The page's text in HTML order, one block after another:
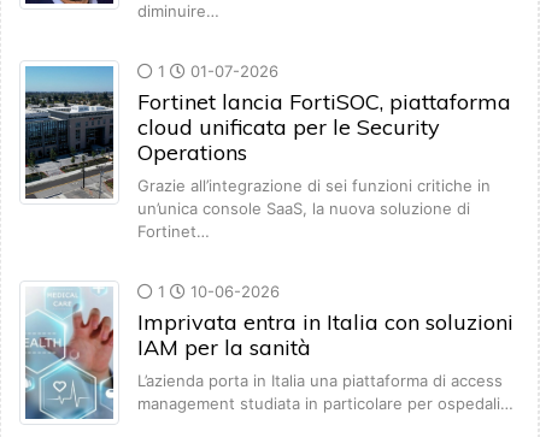
diminuire…
1 01-07-2026
Fortinet lancia FortiSOC, piattaforma
cloud unificata per le Security
Operations
Grazie all’integrazione di sei funzioni critiche in
un’unica console SaaS, la nuova soluzione di
Fortinet…
1 10-06-2026
Imprivata entra in Italia con soluzioni
IAM per la sanità
L’azienda porta in Italia una piattaforma di access
management studiata in particolare per ospedali…